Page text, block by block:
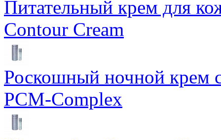
Питательный крем для
Contour Cream
Роскошный ночной крем
PCM-Complex